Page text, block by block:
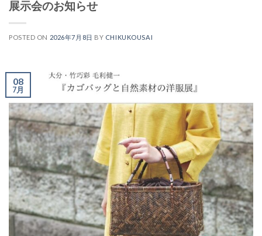
展示会のお知らせ
POSTED ON 2026年7月8日 BY CHIKUKOUSAI
08
7月